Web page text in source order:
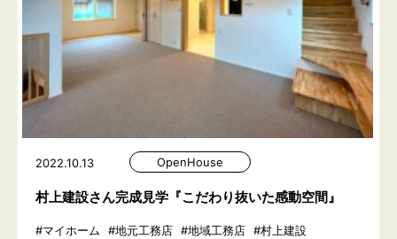
2022.10.13 OpenHouse
村上建設さん完成見学『こだわり抜いた感動空間』
#マイホーム #地元工務店 #地域工務店 #村上建設